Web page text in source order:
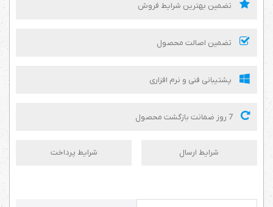
تضمین بهترین شرایط فروش
تضمین اصالت محصول
پشتیبانی فنی و نرم افزاری
شرایط ارسال شرایط پرداخت